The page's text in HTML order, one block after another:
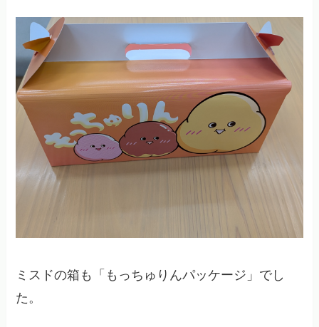
ミスドの箱も「もっちゅりんパッケージ」でし
た。